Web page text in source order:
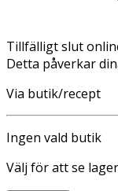
Tillfälligt slut
Detta påverkar
Via butik/recept
Ingen vald butik
Välj för att se